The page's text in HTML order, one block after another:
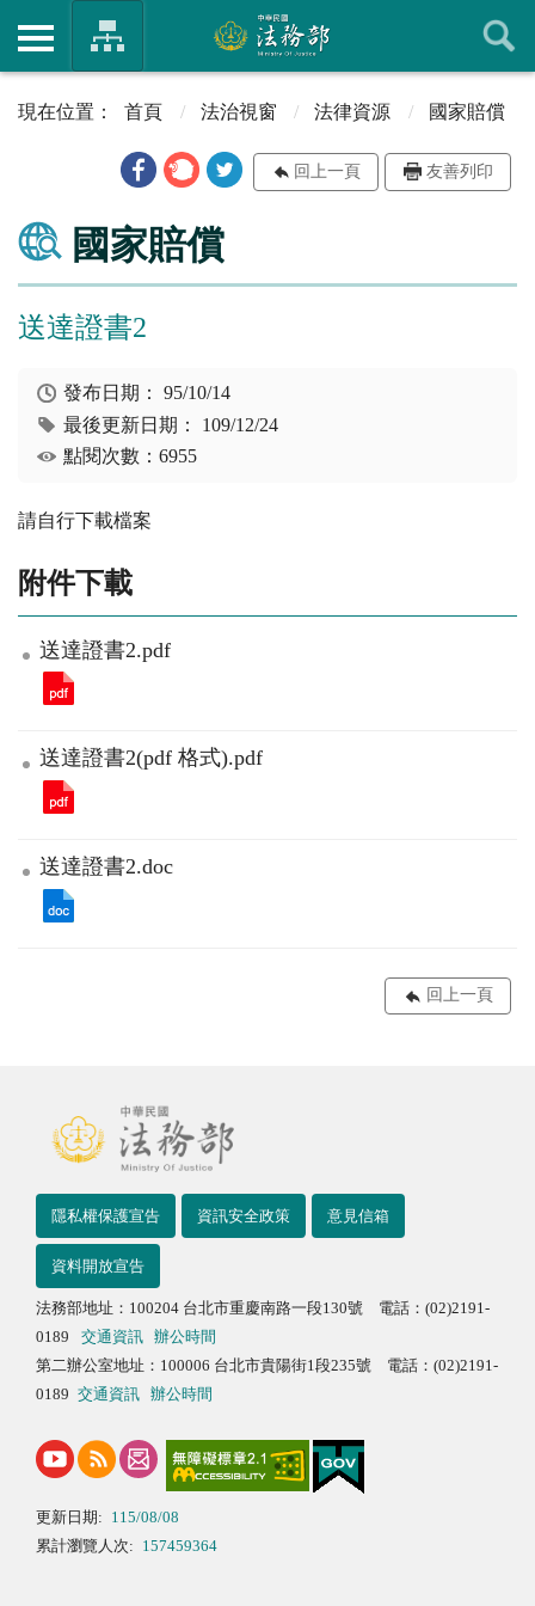
首頁 法治視窗 法律資源 國家賠償
回上一頁 友善列印
國家賠償
送達證書2
發布日期：95/10/14
最後更新日期： 109/12/24
點閱次數：6955
請自行下載檔案
附件下載
送達證書2.pdf
送達證書2(pdf 格式).pdf
送達證書2.doc
回上一頁
隱私權保護宣告 資訊安全政策 意見信箱
資料開放宣告
法務部地址：100204 台北市重慶南路一段130號 電話：(02)2191-
0189
交通資訊
辦公時間
第二辦公室地址：100006 台北市貴陽街1段235號 電話：(02)2191-
0189 交通資訊 辦公時間
更新日期: 115/08/08
累計瀏覽人次: 157459364